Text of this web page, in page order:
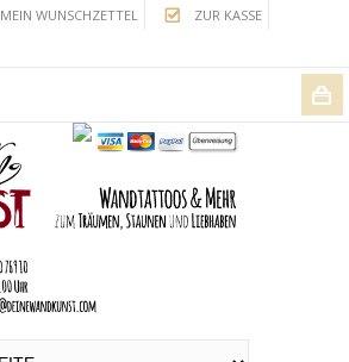
MEIN WUNSCHZETTEL
ZUR KASSE